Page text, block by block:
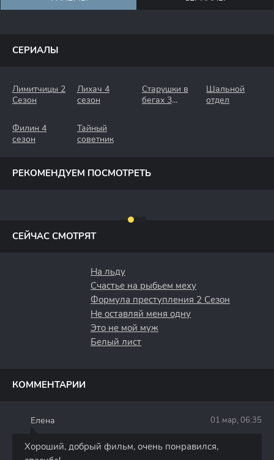
СЕРИАЛЫ
Лимитчицы 2
Сезон
Лихач 4
сезон
Старушки в
бегах 3
Шальной
отдел
Филин 4
сезон
Тайный
советник
РЕКОМЕНДУЕМ ПОСМОТРЕТЬ
СЕЙЧАС СМОТРЯТ
На льду
Счастье на рыбьем меху
Формула преступления 2 Сезон
Не оставляй меня одну
Это не мой муж
Белый лист
КОММЕНТАРИИ
Елена 01 мар, 06:35
Хороший, добрый фильм, очень понравился,